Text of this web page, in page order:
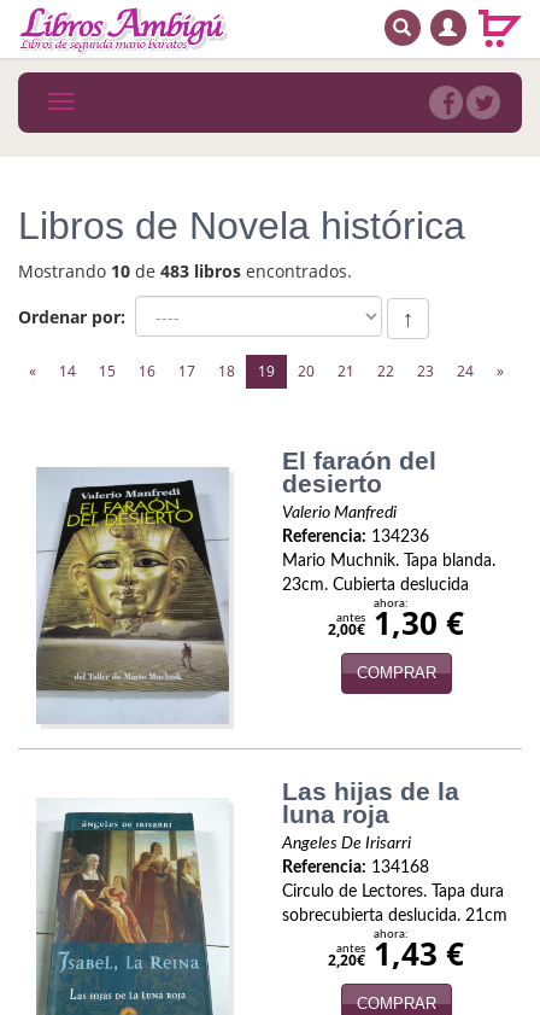
MENÚ PRINCIPAL
Novedades
MATERIAS
Astrología. Ocultismo
Autoayuda. Conocimiento personal
Biografía
Biografías
Ciencia ficción
Cine
Cocina
Cómic
Cuentos y relatos
Deportes
Derecho
Discos deVinilo. LP
Divulgación científica
BUSCAR
Toggle
navigation
Libros de Novela histórica
Mostrando 10 de 483 libros encontrados.
Ordenar por:
↑
« 14 15 16 17 18 19(current)
20 21 22 23 24 »
El faraón del
desierto
Valerio Manfredi
Referencia: 134236
Mario Muchnik. Tapa blanda.
23cm. Cubierta deslucida
antes
2,00€
ahora:
1,30 €
COMPRAR
Las hijas de la
luna roja
Angeles De Irisarri
Referencia: 134168
Circulo de Lectores. Tapa dura
sobrecubierta deslucida. 21cm
antes
2,20€
ahora:
1,43 €
COMPRAR